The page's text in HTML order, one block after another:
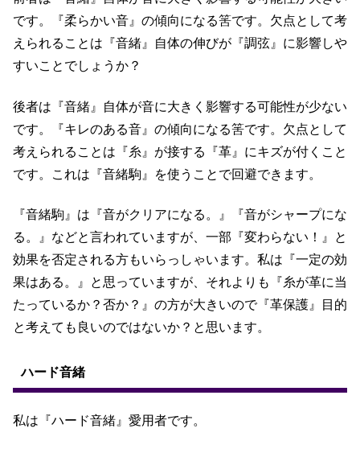
です。『柔らかい音』の傾向になる筈です。欠点として考
えられることは『音緒』自体の伸びが『調弦』に影響しや
すいことでしょうか？
後者は『音緒』自体が音に大きく影響する可能性が少ない
です。『キレのある音』の傾向になる筈です。欠点として
考えられることは『糸』が接する『革』にキズが付くこと
です。これは『音緒駒』を使うことで回避できます。
『音緒駒』は『音がクリアになる。』『音がシャープにな
る。』などと言われていますが、一部『変わらない！』と
効果を否定される方もいらっしゃいます。私は『一定の効
果はある。』と思っていますが、それよりも『糸が革に当
たっているか？否か？』の方が大きいので『革保護』目的
と考えても良いのではないか？と思います。
ハード音緒
私は『ハード音緒』愛用者です。